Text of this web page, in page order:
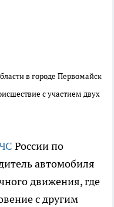
в городе Первомайск
с участием двух
России по
автомобиля
движения, где
с другим